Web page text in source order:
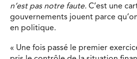
n’est pas notre faute. C’est une
gouvernements jouent parce
en politique.
« Une fois passé le premier